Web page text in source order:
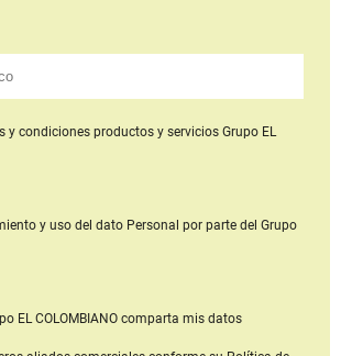
y condiciones productos y serviciosGrupo EL
y uso del dato Personal por parte del Grupo
EL COLOMBIANOcomparta mis datos